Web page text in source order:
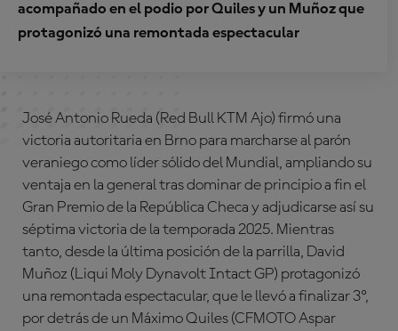
acompañado en el podio por Quiles y un Muñoz que
protagonizó una remontada espectacular
José Antonio Rueda (Red Bull KTM Ajo) firmó una
victoria autoritaria en Brno para marcharse al parón
veraniego como líder sólido del Mundial, ampliando su
ventaja en la general tras dominar de principio a fin el
Gran Premio de la República Checa y adjudicarse así su
séptima victoria de la temporada 2025. Mientras
tanto, desde la última posición de la parrilla, David
Muñoz (Liqui Moly Dynavolt Intact GP) protagonizó
una remontada espectacular, que le llevó a finalizar 3º,
por detrás de un Máximo Quiles (CFMOTO Aspar